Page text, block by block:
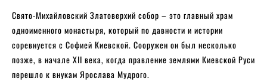
Свято-Михайловский Златоверхий собор – это главный храм
одноименного монастыря, который по давности и истории
соревнуется с Софией Киевской. Сооружен он был несколько
позже, в начале XII века, когда правление землями Киевской Руси
перешло к внукам Ярослава Мудрого.